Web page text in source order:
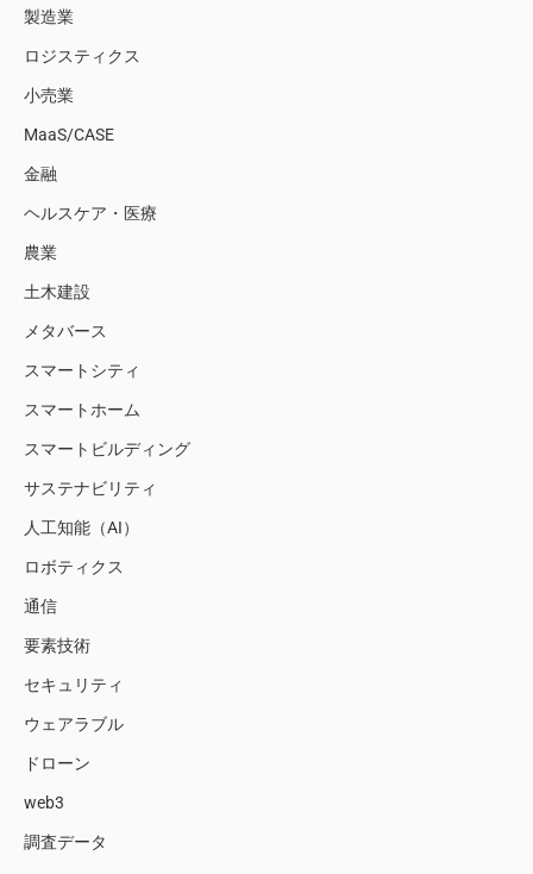
製造業
ロジスティクス
小売業
MaaS/CASE
金融
ヘルスケア・医療
農業
土木建設
メタバース
スマートシティ
スマートホーム
スマートビルディング
サステナビリティ
人工知能（AI）
ロボティクス
通信
要素技術
セキュリティ
ウェアラブル
ドローン
web3
調査データ